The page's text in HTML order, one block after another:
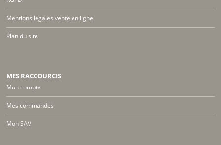
Mentions légales vente en ligne
Plan du site
MES RACCOURCIS
Mon compte
Mes commandes
Mon SAV